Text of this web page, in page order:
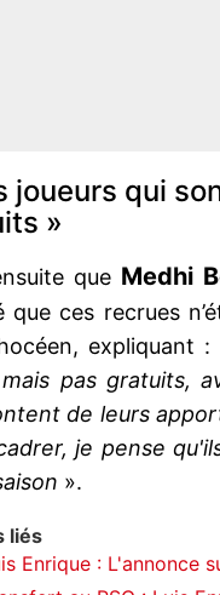
joueurs qui
»
que Medhi
que ces recrues
expliquant :
pas gratuits,
de leurs
je pense
».
liés
Enrique : L'annonce